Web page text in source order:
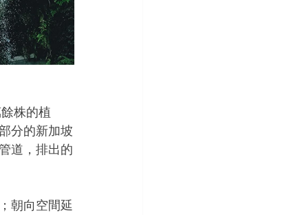
株的植
分的新加坡
道，排出的
朝向空間延